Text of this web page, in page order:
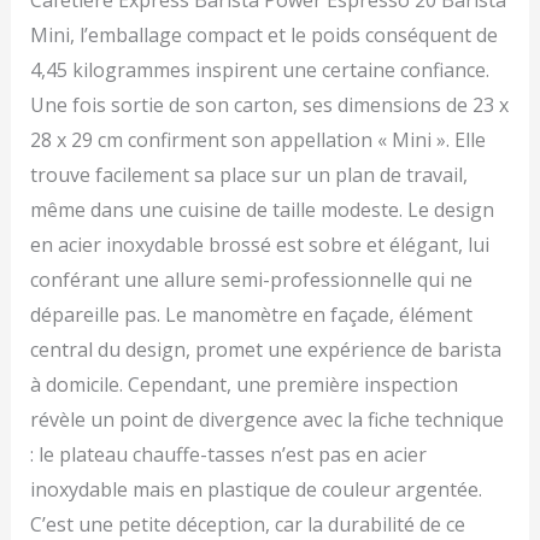
technologie Force Aroma
de 20 bars qui produit la
meilleure crème et le
Comprend un
vaporisateur orientable
avec protection qui
texturise le lait et vous
offre la meilleure
mousse. De plus, il émet
température idéale pour
les infusions. Bras
portafiltres avec double
sortie et deux filtres
pour préparer jusqu'à
deux cafés
Réservoir d'eau amovible
d'une capacité de 1,8
litre. Plateau chauffe-
Mini, l’emballage compact et le poids conséquent de
4,45 kilogrammes inspirent une certaine confiance.
Une fois sortie de son carton, ses dimensions de 23 x
28 x 29 cm confirment son appellation « Mini ». Elle
trouve facilement sa place sur un plan de travail,
même dans une cuisine de taille modeste. Le design
en acier inoxydable brossé est sobre et élégant, lui
conférant une allure semi-professionnelle qui ne
dépareille pas. Le manomètre en façade, élément
central du design, promet une expérience de barista
à domicile. Cependant, une première inspection
révèle un point de divergence avec la fiche technique
: le plateau chauffe-tasses n’est pas en acier
inoxydable mais en plastique de couleur argentée.
C’est une petite déception, car la durabilité de ce